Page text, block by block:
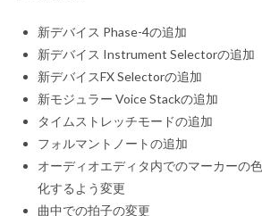
新デバイス Phase-4の追加
新デバイス Instrument Selectorの追加
新デバイスFX Selectorの追加
新モジュラー Voice Stackの追加
タイムストレッチモードの追加
フォルマントノートの追加
オーディオエディタ内でのマーカーの
化するよう変更
曲中での拍子の変更